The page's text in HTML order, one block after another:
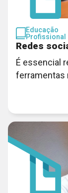
Educação
Profissional
Redes
É essencial
ferramentas